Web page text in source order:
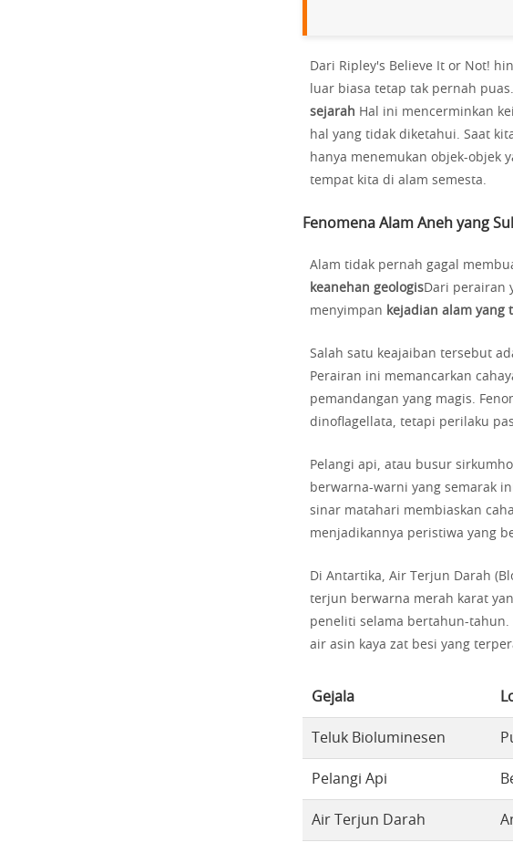
Dari Ripley's Believe It or Not!
luar biasa tetap tak pernah
sejarah Hal ini mencerminkan
hal yang tidak diketahui. Saat
hanya menemukan objek-objek
tempat kita di alam semesta.
Fenomena Alam Aneh yang
Alam tidak pernah gagal
keanehan geologisDari perairan
menyimpan kejadian alam yang
Salah satu keajaiban tersebut
Perairan ini memancarkan
pemandangan yang magis.
dinoflagellata, tetapi perilaku
Pelangi api, atau busur
berwarna-warni yang semarak
sinar matahari membiaskan
menjadikannya peristiwa yang
Di Antartika, Air Terjun Darah
terjun berwarna merah karat
peneliti selama bertahun-
air asin kaya zat besi yang
Gejala
Teluk Bioluminesen
Pelangi Api
Air Terjun Darah